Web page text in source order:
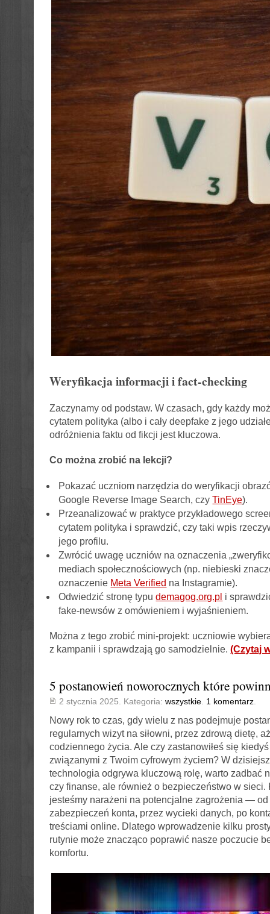
Weryfikacja informacji i fact-checking
Zaczynamy od podstaw. W czasach, gdy każdy
cytatem polityka (albo i cały deepfake z jego
odróżnienia faktu od fikcji jest kluczowa.
Co można zrobić na lekcji?
Pokazać uczniom narzędzia do weryfikacji
Google Reverse Image Search, czyTinEye).
Przeanalizować w praktyce przykładowego
cytatem polityka i sprawdzić, czy taki wpis
jego profilu.
Zwrócić uwagę uczniów na oznaczenia
mediach społecznościowych (np. niebieski
oznaczenie Meta Verified na Instagramie).
Odwiedzić stronę typudemagog.org.pl i
fake-newsów z omówieniem i wyjaśnieniem.
Można z tego zrobić mini-projekt: uczniowie
z kampanii i sprawdzają go samodzielnie.(Czytaj
5 postanowień noworocznych które
2 stycznia 2025. Kategoria:wszystkie 1 komentarz
Nowy rok to czas, gdy wielu z nas podejmuje
regularnych wizyt na siłowni, przez zdrową dietę,
codziennego życia. Ale czy zastanowiłeś się
związanymi z Twoim cyfrowym życiem? W
technologia odgrywa kluczową rolę, warto zadbać
czy finanse, ale również o bezpieczeństwo w sieci.
jesteśmy narażeni na potencjalne zagrożenia — od
zabezpieczeń konta, przez wycieki danych, po
treściami online. Dlatego wprowadzenie kilku
rutynie może znacząco poprawić nasze poczucie
komfortu.